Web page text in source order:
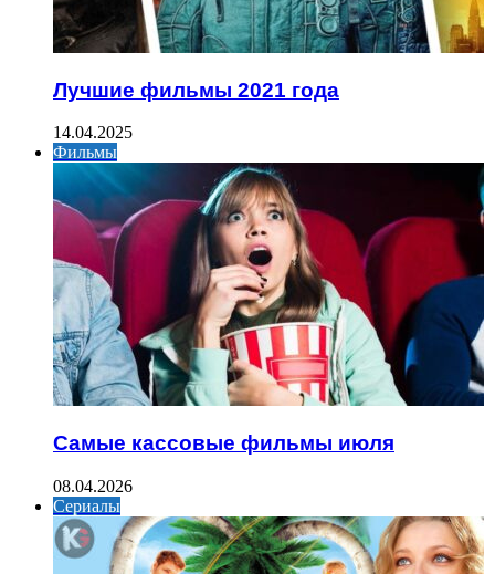
Лучшие фильмы 2021 года
14.04.2025
Фильмы
Самые кассовые фильмы июля
08.04.2026
Сериалы